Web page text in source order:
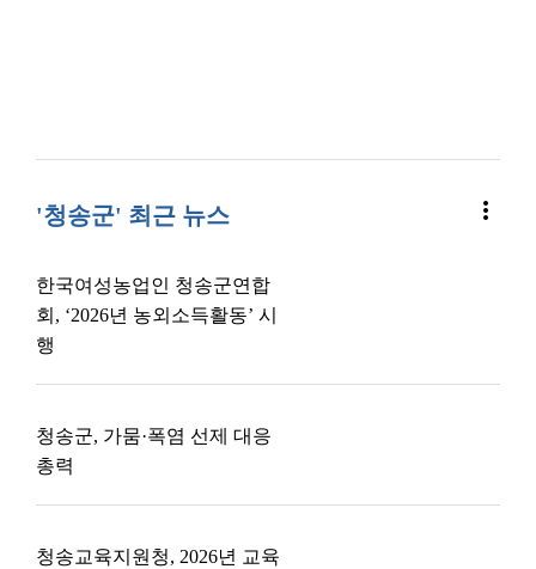
'청송군' 최근 뉴스 more_vert
한국여성농업인 청송군연합
회, ‘2026년 농외소득활동’ 시
행
청송군, 가뭄·폭염 선제 대응
총력
청송교육지원청, 2026년 교육